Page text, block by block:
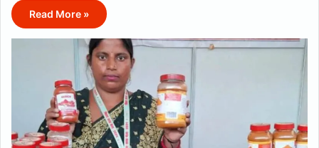
Read More »